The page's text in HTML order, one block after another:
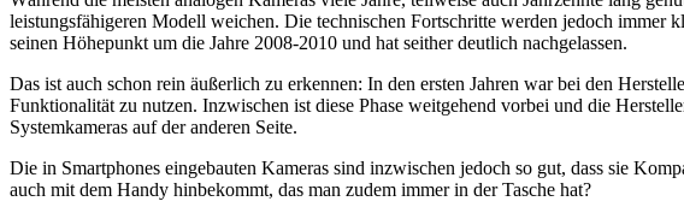
leistungsfähigeren Modell weichen. Die technischen Fortschritte werden jedoch immer
seinen Höhepunkt um die Jahre 2008-2010 und hat seither deutlich nachgelassen.
Das ist auch schon rein äußerlich zu erkennen: In den ersten Jahren war bei den
Funktionalität zu nutzen. Inzwischen ist diese Phase weitgehend vorbei und die
Systemkameras auf der anderen Seite.
Die in Smartphones eingebauten Kameras sind inzwischen jedoch so gut, dass sie
auch mit dem Handy hinbekommt, das man zudem immer in der Tasche hat?